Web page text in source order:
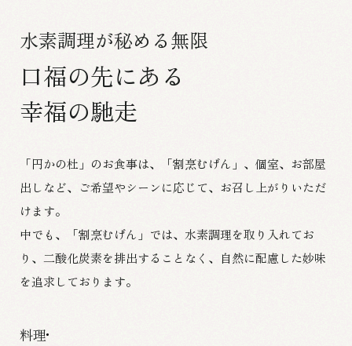
水素調理が秘める無限
口福の先にある
幸福の馳走
「円かの杜」のお食事は、「割烹むげん」、個室、お部屋
出しなど、 ご希望やシーンに応じて、お召し上がりいただ
けます。
中でも、「割烹むげん」では、水素調理を取り入れてお
り、二酸化炭素を排出することなく、自然に配慮した妙味
を追求しております。
料理